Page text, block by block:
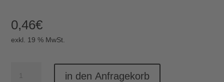
0,46€
exkl. 19 % MwSt.
in den Anfragekorb